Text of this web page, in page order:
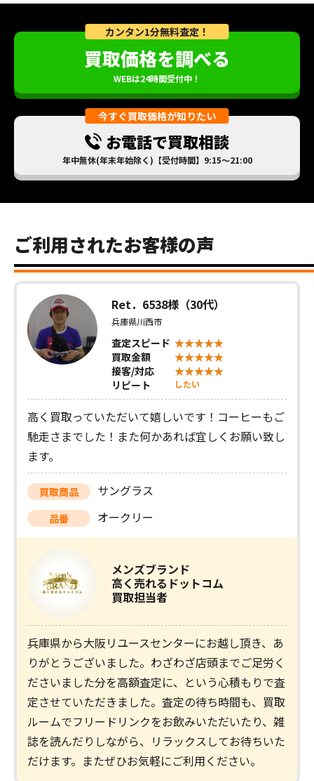
カンタン1分無料査定！
買取価格を調べる
WEBは24時間受付中！
今すぐ買取価格が知りたい
お電話で買取相談
年中無休(年末年始除く)【受付時間】9:15～21:00
ご利用されたお客様の声
Ret．6538様（30代）
兵庫県川西市
査定スピード
買取金額
接客/対応
リピート
したい
高く買取っていただいて嬉しいです！コーヒーもご
馳走さまでした！また何かあれば宜しくお願い致し
ます。
買取商品 サングラス
品番 オークリー
メンズブランド
高く売れるドットコム
買取担当者
兵庫県から大阪リユースセンターにお越し頂き、あ
りがとうございました。わざわざ店頭までご足労く
ださいました分を高額査定に、という心積もりで査
定させていただきました。査定の待ち時間も、買取
ルームでフリードリンクをお飲みいただいたり、雑
誌を読んだりしながら、リラックスしてお待ちいた
だけます。またぜひお気軽にご利用ください。